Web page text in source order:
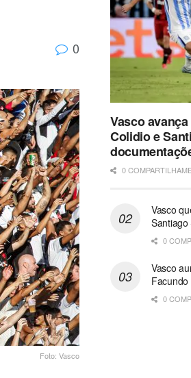
0
Foto: Vasco
Vasco
Colidio e
0
Vasco
0
Vasco
Facundo
0